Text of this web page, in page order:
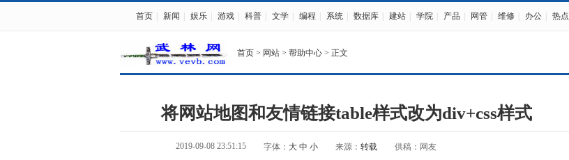
首页 新闻 娱乐 游戏 科普 文学 编程 系统 数据库 建站 学院 产品 网管 维修 办公 热点
首页 > 网站 > 帮助中心 > 正文
将网站地图和友情链接table样式改为div+css样式
2019-09-08 23:51:15 字体： 大 中 小 来源： 转载 供稿：网友